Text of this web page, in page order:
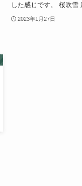
した感じです。 桜吹雪
2023年1月27日